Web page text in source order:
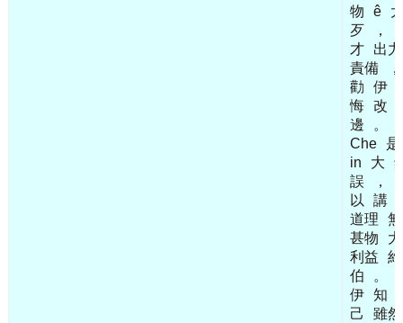
物
ê
歹
，
才
出力
責備
，
勸
伊
悔 改
邊
。
Che
是
in
大
誤
，
以
講
道理
無
甚物
大
利益
約
伯
。
伊 知
己
雖然